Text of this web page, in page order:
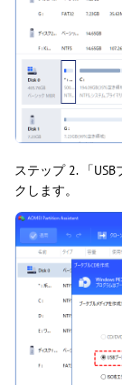
ステップ 2. 「
クします。